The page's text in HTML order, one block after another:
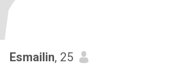
Esmailin, 25